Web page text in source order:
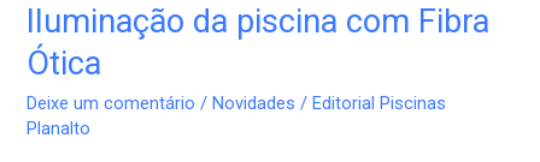
Iluminação da piscina com Fibra
Ótica
Deixe um comentário /Novidades /Editorial Piscinas
Planalto
Iluminação
da
piscina
com